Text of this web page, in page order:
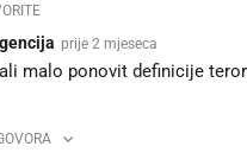
prije 2 mjeseca
malo ponovit definicije